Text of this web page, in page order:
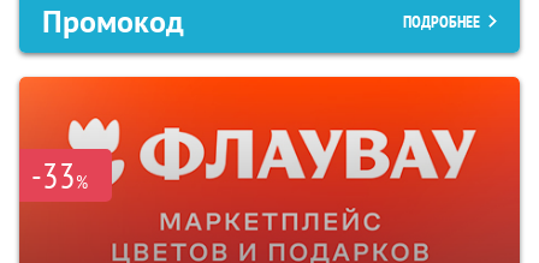
Промокод ПОДРОБНЕЕ
-33%